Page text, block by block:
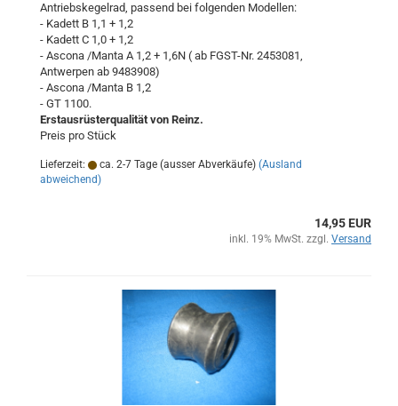
Antriebskegelrad, passend bei folgenden Modellen:
- Kadett B 1,1 + 1,2
- Kadett C 1,0 + 1,2
- Ascona /Manta A 1,2 + 1,6N ( ab FGST-Nr. 2453081,
Antwerpen ab 9483908)
- Ascona /Manta B 1,2
- GT 1100.
Erstausrüsterqualität von Reinz.
Preis pro Stück
Lieferzeit: ca. 2-7 Tage (ausser Abverkäufe) (Ausland
abweichend)
14,95 EUR
inkl. 19% MwSt. zzgl. Versand